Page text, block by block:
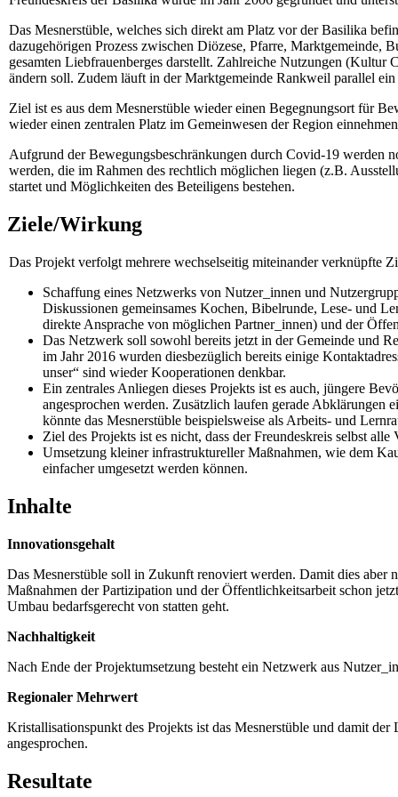
Das Mesnerstüble, welches sich direkt am Platz vor der Basilika
dazugehörigen Prozess zwischen Diözese, Pfarre, Marktgemeinde,
gesamten Liebfrauenberges darstellt. Zahlreiche Nutzungen
ändern soll. Zudem läuft in der Marktgemeinde Rankweil parallel
Ziel ist es aus dem Mesnerstüble wieder einen Begegnungsort für
wieder einen zentralen Platz im Gemeinwesen der Region
Aufgrund der Bewegungsbeschränkungen durch Covid-19 werden
werden, die im Rahmen des rechtlich möglichen liegen (z.B.
startet und Möglichkeiten des Beteiligens bestehen.
Ziele/Wirkung
Das Projekt verfolgt mehrere wechselseitig miteinander verknüpfte
Schaffung eines Netzwerks von Nutzer_innen und
Diskussionen gemeinsames Kochen, Bibelrunde, Lese- und
direkte Ansprache von möglichen Partner_innen) und der
Das Netzwerk soll sowohl bereits jetzt in der Gemeinde und
im Jahr 2016 wurden diesbezüglich bereits einige
unser“ sind wieder Kooperationen denkbar.
Ein zentrales Anliegen dieses Projekts ist es auch, jüngere
angesprochen werden. Zusätzlich laufen gerade
könnte das Mesnerstüble beispielsweise als Arbeits- und
Ziel des Projekts ist es nicht, dass der Freundeskreis selbst
Umsetzung kleiner infrastruktureller Maßnahmen, wie dem
einfacher umgesetzt werden können.
Inhalte
Innovationsgehalt
Das Mesnerstüble soll in Zukunft renoviert werden. Damit dies aber
Maßnahmen der Partizipation und der Öffentlichkeitsarbeit schon
Umbau bedarfsgerecht von statten geht.
Nachhaltigkeit
Nach Ende der Projektumsetzung besteht ein Netzwerk aus
Regionaler Mehrwert
Kristallisationspunkt des Projekts ist das Mesnerstüble und damit
angesprochen.
Resultate